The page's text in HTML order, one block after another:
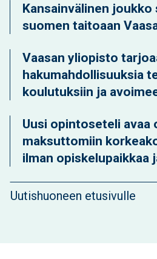
Kansainvälinen joukko
suomen taitoaan
Vaasan yliopisto
hakumahdollisuuksia
koulutuksiin ja
Uusi opintoseteli avaa
maksuttomiin
ilman opiskelupaikkaa
Uutishuoneen etusivulle